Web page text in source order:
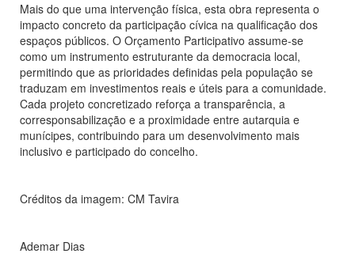
Mais do que uma intervenção física, esta obra representa o
impacto concreto da participação cívica na qualificação dos
espaços públicos. O Orçamento Participativo assume-se
como um instrumento estruturante da democracia local,
permitindo que as prioridades definidas pela população se
traduzam em investimentos reais e úteis para a comunidade.
Cada projeto concretizado reforça a transparência, a
corresponsabilização e a proximidade entre autarquia e
munícipes, contribuindo para um desenvolvimento mais
inclusivo e participado do concelho.
Créditos da imagem: CM Tavira
Ademar Dias